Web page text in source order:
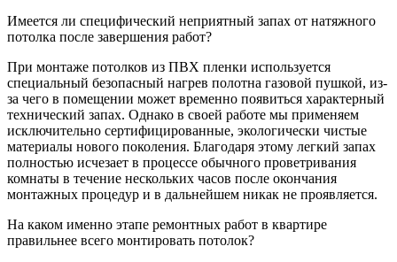
Имеется ли специфический неприятный запах от натяжного
потолка после завершения работ?
При монтаже потолков из ПВХ пленки используется
специальный безопасный нагрев полотна газовой пушкой, из-
за чего в помещении может временно появиться характерный
технический запах. Однако в своей работе мы применяем
исключительно сертифицированные, экологически чистые
материалы нового поколения. Благодаря этому легкий запах
полностью исчезает в процессе обычного проветривания
комнаты в течение нескольких часов после окончания
монтажных процедур и в дальнейшем никак не проявляется.
На каком именно этапе ремонтных работ в квартире
правильнее всего монтировать потолок?